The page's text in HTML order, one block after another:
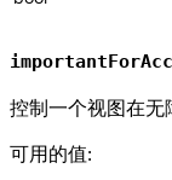
控制一个视图在
可用的值: